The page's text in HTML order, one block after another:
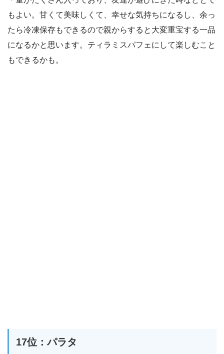
もよい。甘くて美味しくて、幸せな気持ちになるし、余っ
たら冷凍保存もできるので親からすると大変重宝する一品
になるかと思います。ティラミスパフェにして楽しむこと
もできるかも。
17位：パラタ